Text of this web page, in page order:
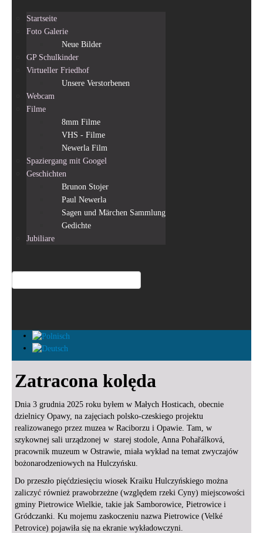
Startseite
Foto Galerie
Neue Bilder
GP Schulkinder
Virtueller Friedhof
Unsere Verstorbenen
Webcam
Filme
8mm Filme
VHS - Filme
Newerla Film
Spaziergang mit Googel
Geschichten
Brunon Stojer
Paul Newerla
Sagen und Märchen Sammlung
Gedichte
Jubiliare
Zatracona kolęda
Dnia 3 grudnia 2025 roku byłem w Małych Hosticach, obecnie
dzielnicy Opawy, na zajęciach polsko-czeskiego projektu
realizowanego przez muzea w Raciborzu i Opawie. Tam, w
szykownej sali urządzonej w starej stodole, Anna Pohařálková,
pracownik muzeum w Ostrawie, miała wykład na temat zwyczajów
bożonarodzeniowych na Hulczyńsku.
Do przeszło pięćdziesięciu wiosek Kraiku Hulczyńskiego można
zaliczyć również prawobrzeżne (względem rzeki Cyny) miejscowości
gminy Pietrowice Wielkie, takie jak Samborowice, Pietrowice i
Gródczanki. Ku mojemu zaskoczeniu nazwa Pietrowice (Velké
Petrovice) pojawiła się na ekranie wykładowczyni.